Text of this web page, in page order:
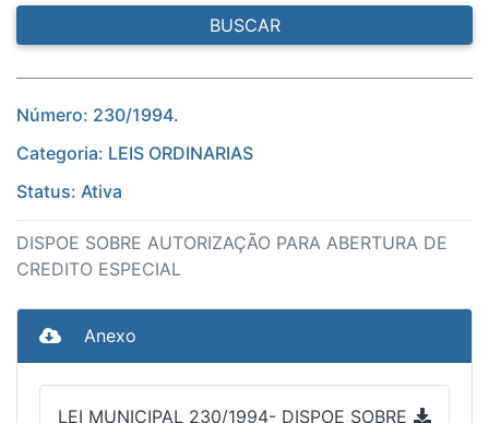
BUSCAR
Número: 230/1994.
Categoria: LEIS ORDINARIAS
Status: Ativa
DISPOE SOBRE AUTORIZAÇÃO PARA ABERTURA DE
CREDITO ESPECIAL
Anexo
LEI MUNICIPAL 230/1994- DISPOE SOBRE